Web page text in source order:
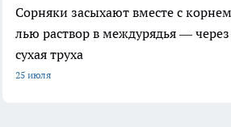
Сорняки засыхают вместе с
лью раствор в междурядья — через
сухая труха
25 июля